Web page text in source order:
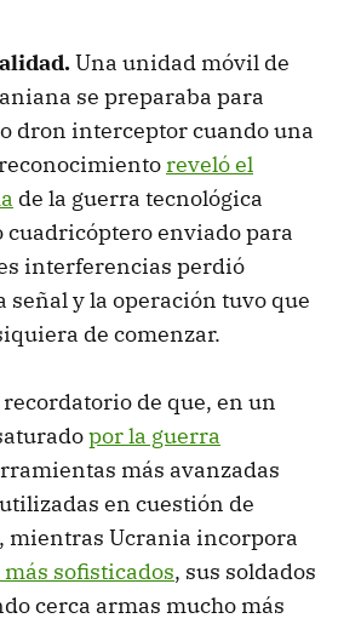
Una unidad móvil de
se preparaba para
dron interceptor cuando una
reveló el
de la guerra tecnológica
cuadricóptero enviado para
interferencias perdió
y la operación tuvo que
de comenzar.
de que, en un
por la guerra
más avanzadas
en cuestión de
mientras Ucrania incorpora
más sofisticados, sus soldados
cerca armas mucho más